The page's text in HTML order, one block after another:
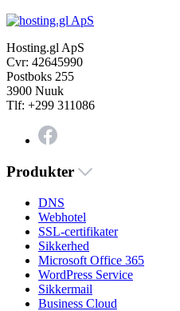
Hosting.gl ApS
Cvr: 42645990
Postboks 255
3900 Nuuk
Tlf: +299 311086
Produkter
DNS
Webhotel
SSL-certifikater
Sikkerhed
Microsoft Office 365
WordPress Service
Sikkermail
Business Cloud